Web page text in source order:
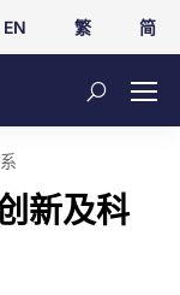
EN 繁 简
新及科